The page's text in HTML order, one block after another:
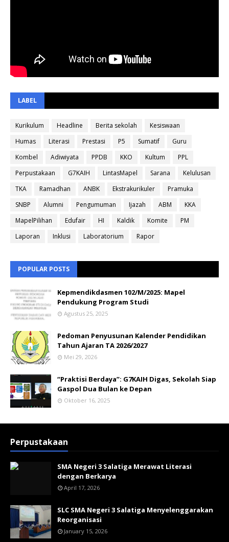
LABEL
Kurikulum Headline Berita sekolah
Kesiswaan
Humas
Literasi Prestasi P5 Sumatif
Guru
Kombel
Adiwiyata PPDB KKO Kultum
PPL
Perpustakaan
G7KAIH LintasMapel Sarana
Kelulusan
TKA
Ramadhan ANBK Ekstrakurikuler
Pramuka
SNBP
Alumni Pengumuman Ijazah ABM
KKA
MapelPilihan
Edufair HI Kaldik Komite
PM
Laporan
Inklusi Laboratorium Rapor
POPULAR POSTS
Kepmendikdasmen 102/M/2025: Mapel
Pendukung Program Studi
Agustus 25, 2025
Pedoman Penyusunan Kalender Pendidikan
Tahun Ajaran TA 2026/2027
Mei 29, 2026
“Praktisi Berdaya”: G7KAIH Digas, Sekolah Siap
Gaspol Dua Bulan ke Depan
Oktober 16, 2025
Perpustakaan
SMA Negeri 3 Salatiga Merawat Literasi
dengan Berkarya
April 17, 2026
SLC SMA Negeri 3 Salatiga Menyelenggarakan
Reorganisasi
January 15, 2026